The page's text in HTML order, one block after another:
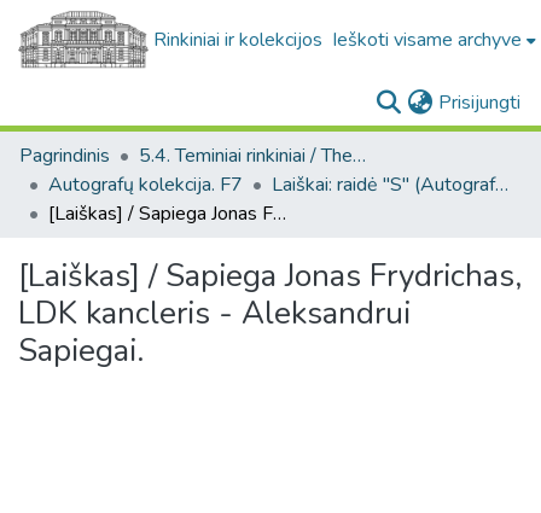
Rinkiniai ir kolekcijos Ieškoti visame archyve
Prisijungti
Pagrindinis
5.4. Teminiai rinkiniai / Thematic collections
Autografų kolekcija. F7
Laiškai: raidė "S" (Autografų kolekcija. F7)
[Laiškas] / Sapiega Jonas Frydrichas, LDK kancleris - Aleksandrui Sapiegai.
[Laiškas] / Sapiega Jonas Frydrichas,
LDK kancleris - Aleksandrui
Sapiegai.